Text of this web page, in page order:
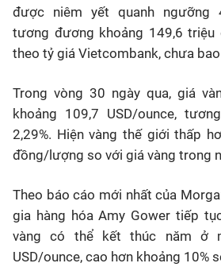
được niêm yết quanh ngưỡng
tương đương khoảng 149,6
theo tỷ giá Vietcombank, chưa
Trong vòng 30 ngày qua, giá
khoảng 109,7 USD/ounce,
2,29%. Hiện vàng thế giới thấp
đồng/lượng so với giá vàng trong
Theo báo cáo mới nhất của
gia hàng hóa Amy Gower tiếp
vàng có thể kết thúc năm ở
USD/ounce, cao hơn khoảng 10%